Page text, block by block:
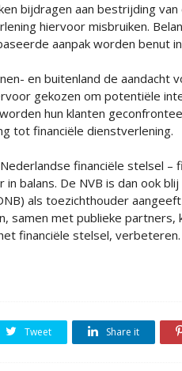
bijdragen aan bestrijding
hiervoor misbruiken.
aanpak worden benut
en buitenland de aandacht
gekozen om potentiële
hun klanten
tot financiële dienstverlening.
financiële stelsel –
balans. De NVB is dan ook
als toezichthouder
samen met publieke
financiële stelsel, verbeteren.
Tweet Share it